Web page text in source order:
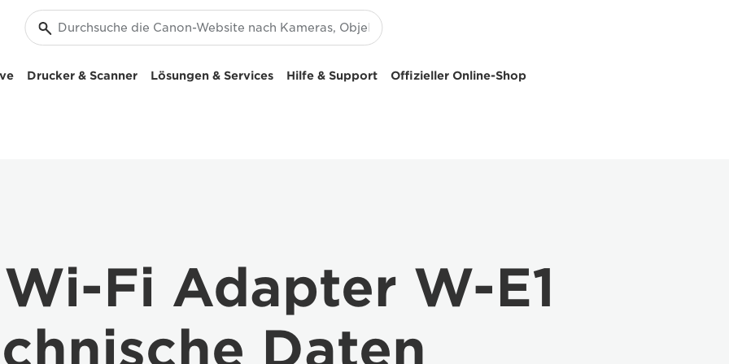
Drucker & Scanner Lösungen & Services Hilfe & Support Offizieller Online-Shop
Fi Adapter W-E1
Daten